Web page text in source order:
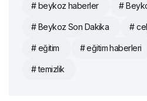
# beykoz haberler #
# Beykoz Son Dakika #
# eğitim # eğitim haberleri
# temizlik